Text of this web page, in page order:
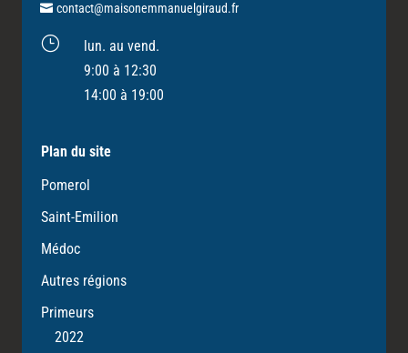
contact@maisonemmanuelgiraud.fr
}
lun. au vend.
9:00 à 12:30
14:00 à 19:00
Plan du site
Pomerol
Saint-Emilion
Médoc
Autres régions
Primeurs
2022